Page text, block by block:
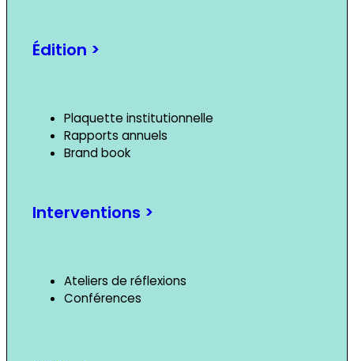
Édition >
Plaquette institutionnelle
Rapports annuels
Brand book
Interventions >
Ateliers de réflexions
Conférences